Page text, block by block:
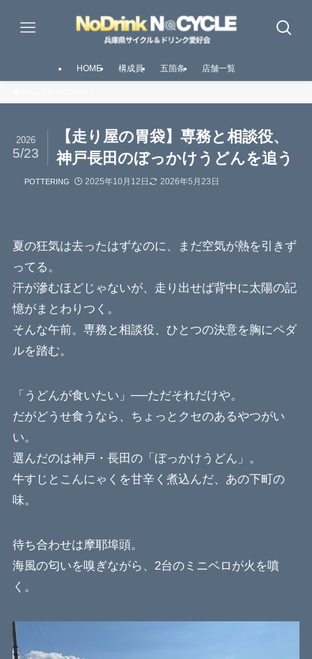
HOME 構成員 五箇条 店舗一覧
【走り屋の胃袋】専務と相談役、
神戸長田のぼっかけうどんを追う
2026
5/23
POTTERING 2025年10月12日 2026年5月23日
夏の狂気は去ったはずなのに、まだ空気が熱を引きず
ってる。
汗が滲むほどじゃないが、走り出せば背中に太陽の記
憶がまとわりつく。
そんな午前。専務と相談役、ひとつの決意を胸にペダ
ルを踏む。
「うどんが食いたい」──ただそれだけや。
だがどうせ食うなら、ちょっとクセのあるやつがい
い。
選んだのは神戸・長田の「ぼっかけうどん」。
牛すじとこんにゃくを甘辛く煮込んだ、あの下町の
味。
待ち合わせは摩耶埠頭。
海風の匂いを嗅ぎながら、2台のミニベロが火を噴
く。